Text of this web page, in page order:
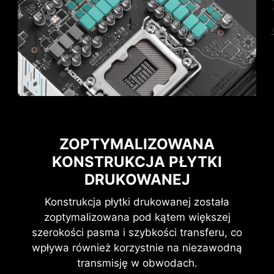
ZOPTYMALIZOWANA
KONSTRUKCJA PŁYTKI
DRUKOWANEJ
Konstrukcja płytki drukowanej została
zoptymalizowana pod kątem większej
szerokości pasma i szybkości transferu, co
wpływa również korzystnie na niezawodną
transmisję w obwodach.
KONSTRUKCJI PINÓW ZASILANIA
Zwiększona stabilność: Większa
powierzchnia styku zwiększa stabilność
dostarczania napięcia.
Niska impedancja: wykonane z litego
materiału piny oferują niską impedancję,
na trudne warunki pracy.
Nadaje się do zastosowań
wysokoprądowych.